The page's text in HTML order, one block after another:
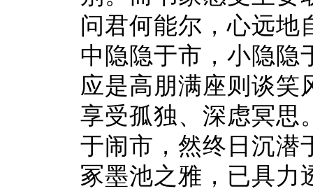
问君何能尔，心远地
中隐隐于市，小隐隐
应是高朋满座则谈笑
享受孤独、深虑冥思
于闹市，然终日沉潜
冢墨池之雅，已具力